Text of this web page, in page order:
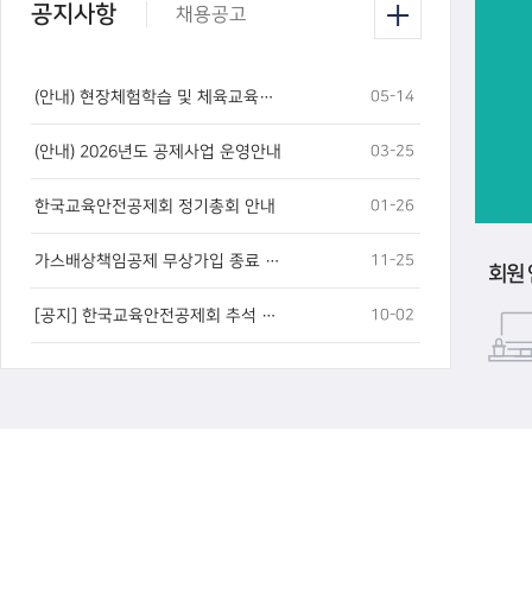
공지사항 채용공고
(안내) 현장체험학습 및 체육교육활동 공제가입 사용자 메뉴얼 05-14
(안내) 2026년도 공제사업 운영안내 03-25
한국교육안전공제회 정기총회 안내 01-26
가스배상책임공제 무상가입 종료 안내 11-25
[공지] 한국교육안전공제회 추석 연휴 휴무 안내 10-02
회원